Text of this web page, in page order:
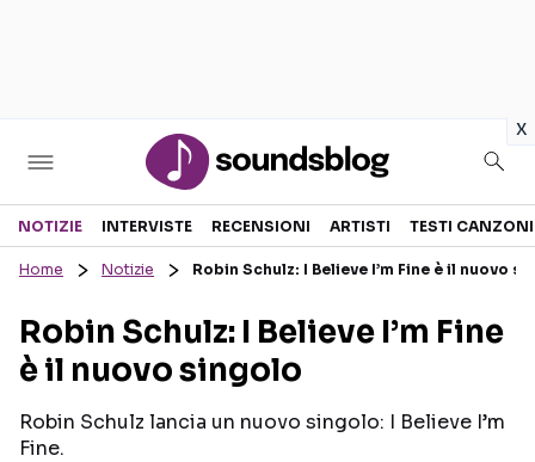
x
Sezioni
RECENSIONI MUSICALI
INTERVISTE
GOSSIP E CURIOSITÀ
TESTI CANZONI
TOUR ED EVENTI
TALENT SHOW
NOTIZIE INTERVISTE RECENSIONI ARTISTI TESTI CANZONI
Home Notizie Robin Schulz: I Believe I’m Fine è il nuovo
Robin Schulz: I Believe I’m Fine
è il nuovo singolo
Robin Schulz lancia un nuovo singolo: I Believe I’m
Fine.